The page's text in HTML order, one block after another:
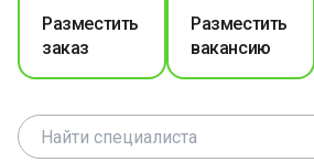
Разместить
заказ
Разместить
вакансию